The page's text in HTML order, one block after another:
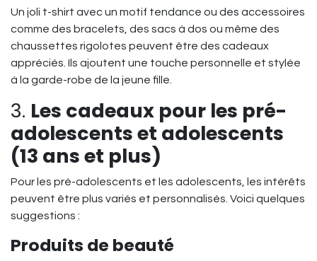
Un joli t-shirt avec un motif tendance ou des accessoires
comme des bracelets, des sacs à dos ou même des
chaussettes rigolotes peuvent être des cadeaux
appréciés. Ils ajoutent une touche personnelle et stylée
à la garde-robe de la jeune fille.
3. Les cadeaux pour les pré-
adolescents et adolescents
(13 ans et plus)
Pour les pré-adolescents et les adolescents, les intérêts
peuvent être plus variés et personnalisés. Voici quelques
suggestions :
Produits de beauté